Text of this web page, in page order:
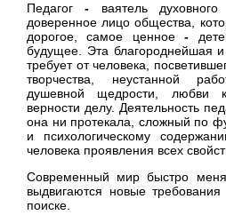
Педагог- ваятель
доверенное лицо общества,
дорогое, самое ценное-
будущее. Эта благороднейшая
требует от человека,
творчества, неустанной
душевной щедрости, любви
верности делу. Деятельность
она ни протекала, сложный по
и психологическому
человека проявления всех
Современный мир быстро
выдвигаются новые
поиске.